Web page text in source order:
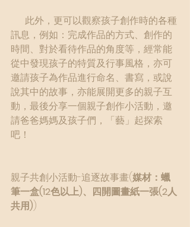
訊息，例如：完成作品的方式、創作的
時間、對於看待作品的角度等，經常能
從中發現孩子的特質及行事風格，亦可
邀請孩子為作品進行命名、書寫，或說
說其中的故事，亦能展開更多的親子互
動，最後分享一個親子創作小活動，邀
請爸爸媽媽及孩子們，「藝」起探索
吧！
親子共創小活動-追逐故事畫(媒材：蠟
筆一盒(12色以上)、四開圖畫紙一張(2人
共用))